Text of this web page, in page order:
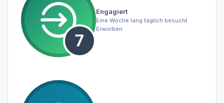
Engagiert
Eine Woche lang täglich besucht
Erworben